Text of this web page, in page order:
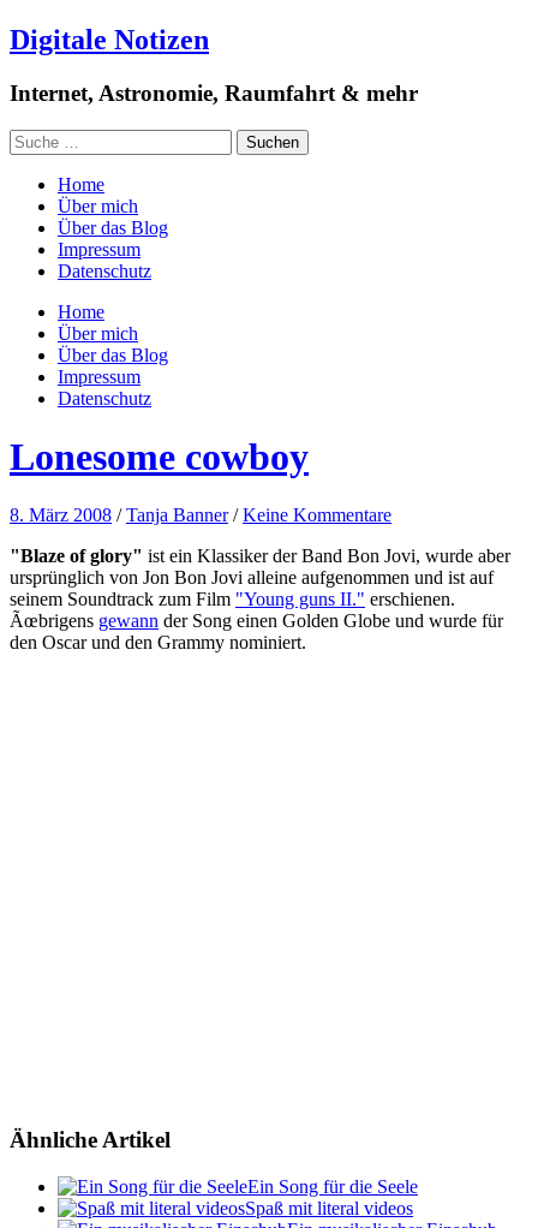
Digitale Notizen
Internet, Astronomie, Raumfahrt & mehr
Home
Über mich
Über das Blog
Impressum
Datenschutz
Home
Über mich
Über das Blog
Impressum
Datenschutz
Lonesome cowboy
8. März 2008 /Tanja Banner /Keine Kommentare
"Blaze of glory" ist ein Klassiker der Band Bon Jovi, wurde aber
ursprünglich von Jon Bon Jovi alleine aufgenommen und ist auf
seinem Soundtrack zum Film "Young guns II." erschienen.
Ãœbrigens gewann der Song einen Golden Globe und wurde für
den Oscar und den Grammy nominiert.
Ähnliche Artikel
Ein Song für die Seele
Spaß mit literal videos